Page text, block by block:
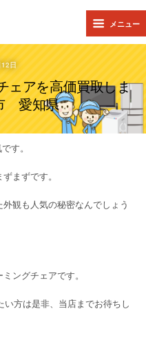
メニュー
日
ェアを高価買取しま
愛知県
す。
まずです。
観も人気の秘密なんでしょう
ングチェアです。
方は是非、当店までお待ちし